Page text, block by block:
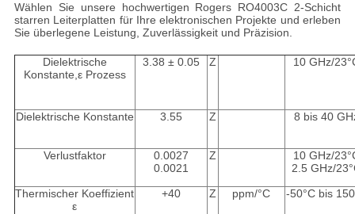
Wählen Sie unsere hochwertigen Rogers RO4003C 2-Schicht
starren Leiterplatten für Ihre elektronischen Projekte und erleben
Sie überlegene Leistung, Zuverlässigkeit und Präzision.
Dielektrische
Konstante,ε Prozess
3.38 ± 0.05 Z 10 GHz/
Dielektrische Konstante 3.55 Z 8 bis 40
Verlustfaktor
0.0027
0.0021
Z
10 GHz/
2.5 GHz/
Thermischer Koeffizient
ε
+40 Z ppm/°C -50°C bis